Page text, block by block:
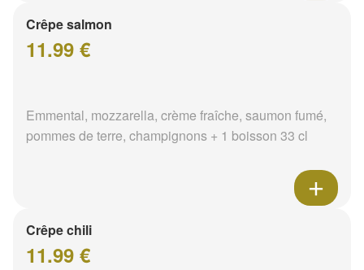
Crêpe salmon
11.99 €
Emmental, mozzarella, crème fraîche, saumon fumé,
pommes de terre, champignons + 1 boisson 33 cl
Crêpe chili
11.99 €